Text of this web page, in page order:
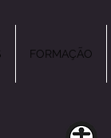
FORMAÇÃO